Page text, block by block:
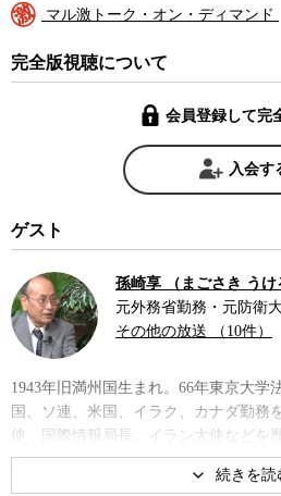
マル激トーク・オン・ディマンド
完全版視聴について
会員登録して完
入会す
ゲスト
孫崎享 （まごさき うけ
元外務省勤務・元防衛
その他の放送 （10件）
1943年旧満州国生まれ。66年東京大学
国、ソ連、米国、イラク、カナダ勤務
使、国際情報局長、イラン大使などを
就任、09年3月退官。著書に『日米同
障』、『情報と外交』など。